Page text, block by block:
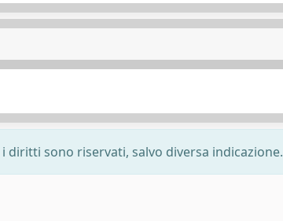
sono riservati, salvo diversa indicazione.